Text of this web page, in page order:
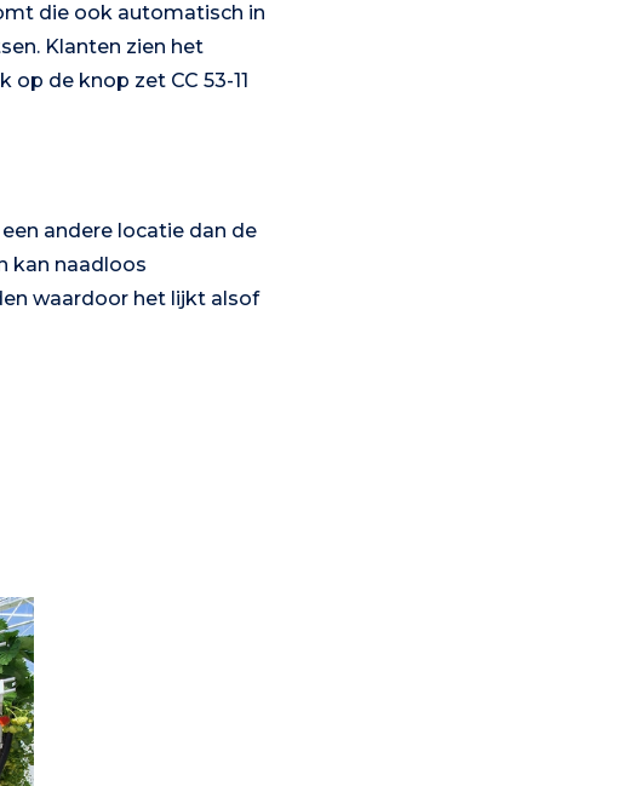
die ook automatisch in
Klanten zien het
de knop zet CC 53-11
andere locatie dan de
kan naadloos
waardoor het lijkt alsof